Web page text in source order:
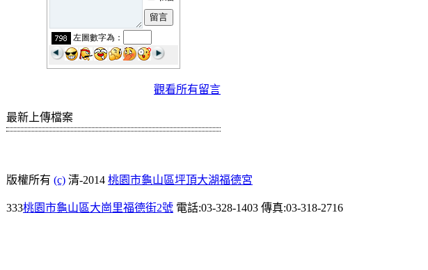
觀看所有留言
最新上傳檔案
版權所有 (c) 清-2014 桃園市龜山區坪頂大湖福德宮
333桃園市龜山區大崗里福德街2號 電話:03-328-1403 傳真:03-318-2716